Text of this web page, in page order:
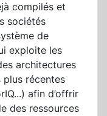
compilés et
sociétés
de
exploite les
architectures
récentes
afin d’offrir
des ressources